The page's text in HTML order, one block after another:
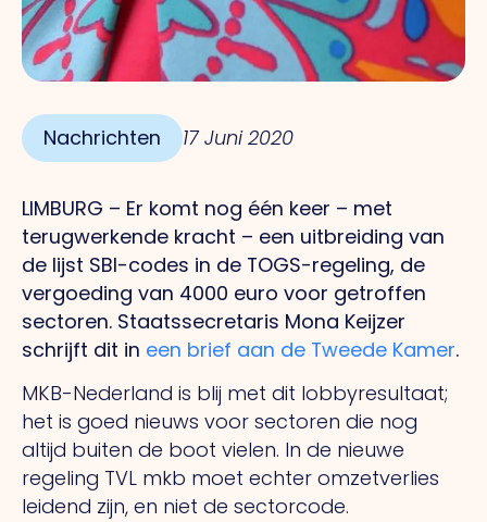
Nachrichten 17 Juni 2020
LIMBURG – Er komt nog één keer – met
terugwerkende kracht – een uitbreiding van
de lijst SBI-codes in de TOGS-regeling, de
vergoeding van 4000 euro voor getroffen
sectoren. Staatssecretaris Mona Keijzer
schrijft dit in een brief aan de Tweede Kamer.
MKB-Nederland is blij met dit lobbyresultaat;
het is goed nieuws voor sectoren die nog
altijd buiten de boot vielen. In de nieuwe
regeling TVL mkb moet echter omzetverlies
leidend zijn, en niet de sectorcode.